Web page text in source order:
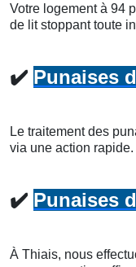
Votre logement à 94
de lit stoppant toute
✔️ Punaises
Le traitement des
via une action rapide.
✔️ Punaises
À Thiais, nous